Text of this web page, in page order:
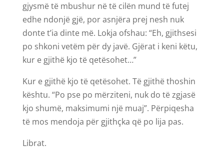
gjysmë të mbushur në të cilën mund të futej
edhe ndonjë gjë, por asnjëra prej nesh nuk
donte t’ia dinte më. Lokja ofshau: “Eh, gjithsesi
po shkoni vetëm për dy javë. Gjërat i keni këtu,
kur e gjithë kjo të qetësohet…”
Kur e gjithë kjo të qetësohet. Të gjithë thoshin
kështu. “Po pse po mërziteni, nuk do të zgjasë
kjo shumë, maksimumi një muaj”. Përpiqesha
të mos mendoja për gjithçka që po lija pas.
Librat.